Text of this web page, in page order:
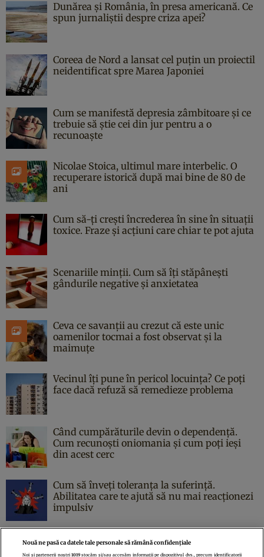
Dunărea și România, în presa americană. Ce
spun jurnaliștii despre criza apei?
Coreea de Nord a lansat cel puțin un proiectil
neidentificat spre Marea Japoniei
Cum se manifestă depresia zâmbitoare și ce
trebuie să știe cei din jur pentru a o
recunoaște
Nicolae Stoica, ultimul mare interbelic. O
recuperare istorică după mai bine de 80 de
ani
Cum să-ți crești încrederea în sine în situații
toxice. Fraze și acțiuni care chiar te pot ajuta
Scenariile minții. Cum să îți stăpânești
gândurile negative și anxietatea
Ceva ce savanții au crezut că este unic
oamenilor tocmai a fost observat și la
maimuțe
Vecinul îți pune în pericol locuința? Ce poți
face dacă refuză să remedieze problema
Când cumpărăturile devin o dependență.
Cum recunoști oniomania și cum poți ieși
din acest cerc
Cum să înveți toleranța la suferință.
Abilitatea care te ajută să nu mai reacționezi
impulsiv
Nouă ne pasă ca datele tale personale să rămână confidențiale
Noi și partenerii noștri1019 stocăm și/sau accesăm informații pe dispozitivul dvs., precum identificatorii